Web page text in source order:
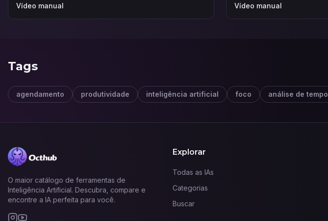
Vídeo manual Vídeo manual
Tags
agendamento produtividade inteligência artificial foco análise de tempo
O maior catálogo de ferramentas de
Inteligência Artificial. Descubra, compare e
encontre a IA perfeita para você.
Explorar
Todas as IAs
Categorias
Buscar